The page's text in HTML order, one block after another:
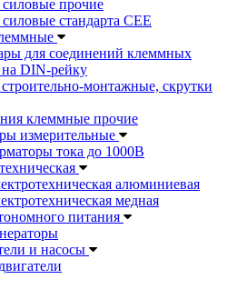
прочие
стандарта CEE
для соединений клеммных
DIN-рейку
монтажные, скрутки
клеммные прочие
измерительные
тока до 1000В
алюминиевая
медная
питания
и насосы